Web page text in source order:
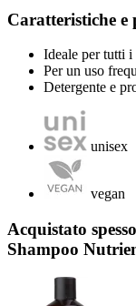
Caratteristiche e
Ideale per tutti
Per un uso
Detergente e
unisex
vegan
Acquistato
Shampoo